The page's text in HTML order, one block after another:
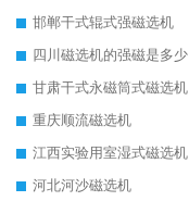
邯郸干式辊式强磁选机
四川磁选机的强磁是多少
甘肃干式永磁筒式磁选机
重庆顺流磁选机
江西实验用室湿式磁选机
河北河沙磁选机